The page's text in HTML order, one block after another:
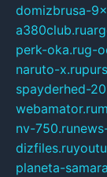
domizbrusa-
a380club.ru
perk-oka.rug-
naruto-x.ru
spayderhed-
webamator.ru
nv-750.ru
dizfiles.ru
planeta-